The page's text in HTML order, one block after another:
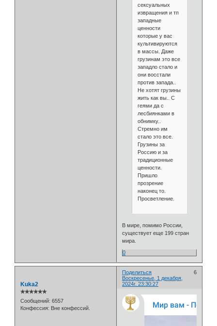
сексуальных
извращения и тп
западные
ценности
которые у вас
культивируются
в массы. Даже
грузинам это все
западло стало и
они восстали
против запада..
Не хотят грузины
жить как вы.. С
геями да с
лесбиянками в
обнимку..
Стремно им
стало это все.
Грузины за
Россию и за
традиционные
ценности.
Пришло
прозрение
наконец то.
Просветление.
В мире, помимо России,
существует еще 199 стран
мира.
0
Поделиться
6
Воскресенье, 1 декабря,
2024г. 23:30:27
Kuka2
✯✯✯✯✯✯
Сообщений: 6557
Конфессия: Вне конфессий.